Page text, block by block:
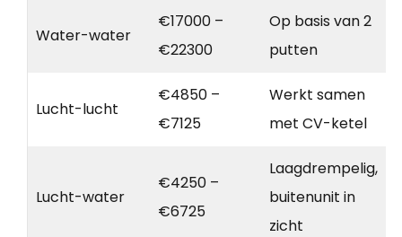
Water-water
€17000 –
€22300
Op basis van 2
putten
Lucht-lucht
€4850 –
€7125
Werkt samen
met CV-ketel
Lucht-water
€4250 –
€6725
Laagdrempelig,
buitenunit in
zicht